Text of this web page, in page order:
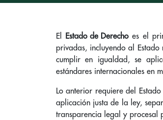
El Estado de Derecho es el
privadas, incluyendo al Estado
cumplir en igualdad, se
estándares internacionales en
Lo anterior requiere del
aplicación justa de la ley,
transparencia legal y procesal